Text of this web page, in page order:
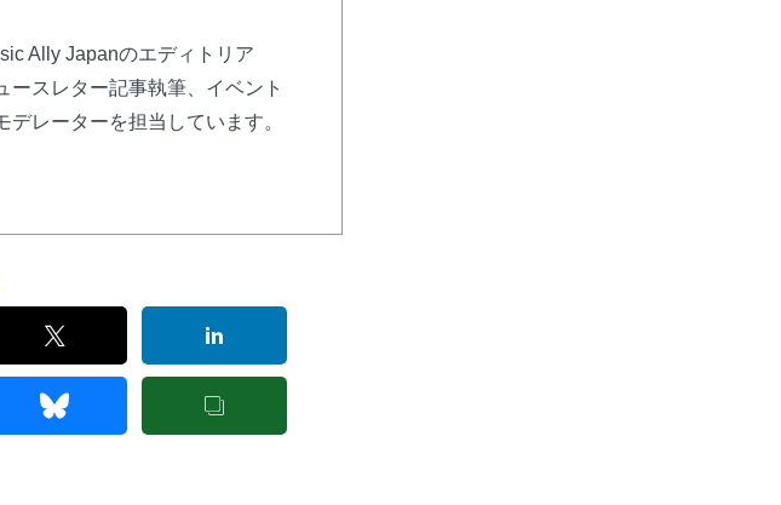
Ally Japanのエディトリア
ースレター記事執筆、イベント
レーターを担当しています。